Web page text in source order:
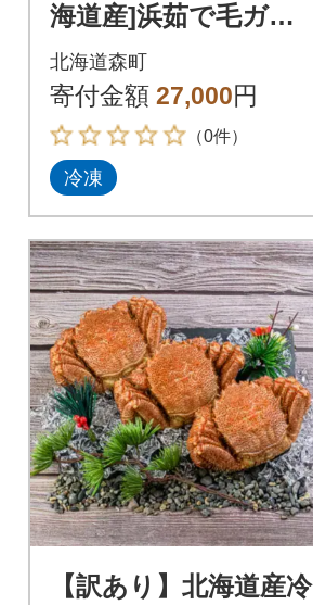
海道産]浜茹で毛ガ
ニ 約400g前後×3杯
北海道森町
寄付金額 27,000円
（0件）
冷凍
【訳あり】北海道産冷